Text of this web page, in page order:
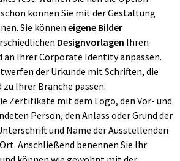
können Sie mit der Gestaltung
Sie können eigene Bilder
Designvorlagen Ihren
an Ihrer Corporate Identity anpassen.
der Urkunde mit Schriften, die
Ihrer Branche passen.
Zertifikate mit dem Logo, den Vor- und
Person, den Anlass oder Grund der
und Name der Ausstellenden
Anschließend benennen Sie Ihr